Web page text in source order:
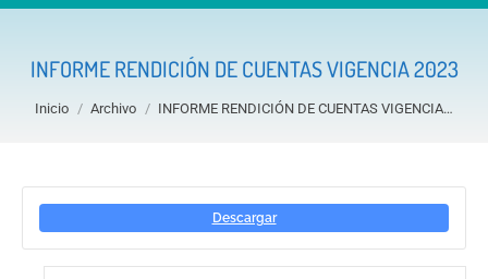
INFORME RENDICIÓN DE CUENTAS VIGENCIA 2023
Inicio Archivo INFORME RENDICIÓN DE CUENTAS VIGENCIA…
Descargar